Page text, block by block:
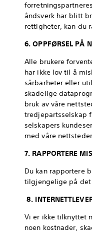
åndsverk har blitt
rettigheter, kan du
6. OPPFØRSEL PÅ
Alle brukere
har ikke lov til å
sårbarheter eller
skadelige
bruk av våre
tredjepartsselskap
selskapers
med våre
7. RAPPORTERE
Du kan rapportere
tilgjengelige på det
8.
Vi er ikke tilknyttet
noen kostnader,